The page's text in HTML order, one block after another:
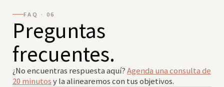
FAQ · 06
Preguntas
frecuentes.
¿No encuentras respuesta aquí?Agenda una consulta de
20 minutosy la alinearemos con tus objetivos.